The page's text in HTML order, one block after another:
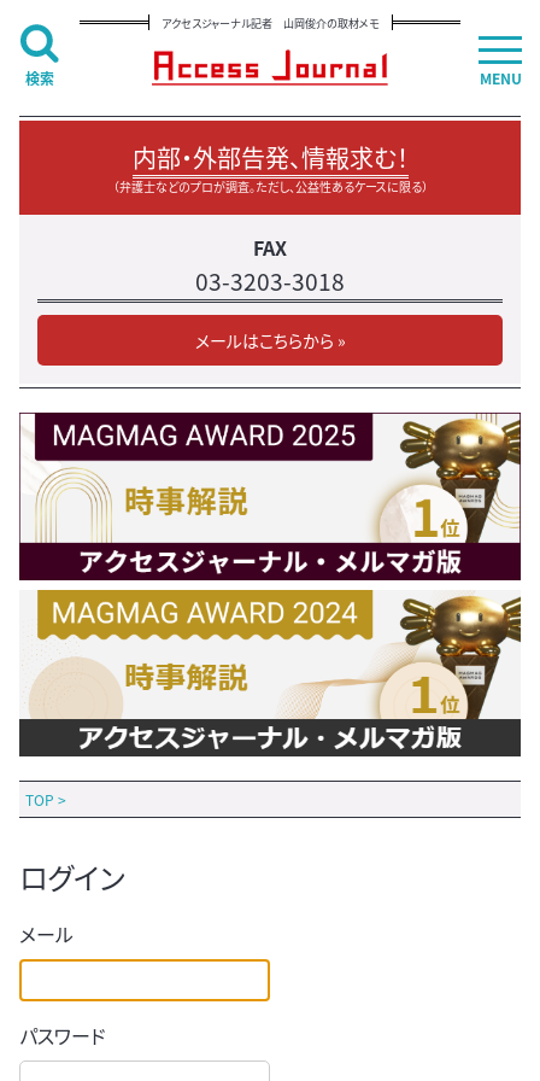
アクセスジャーナル記者 山岡俊介の取材メモ
内部・外部告発、情報求む！
（弁護士などのプロが調査。ただし、公益性あるケースに限る）
FAX
03-3203-3018
メールはこちらから »
TOP >
ログイン
メール
パスワード
MENU
検索